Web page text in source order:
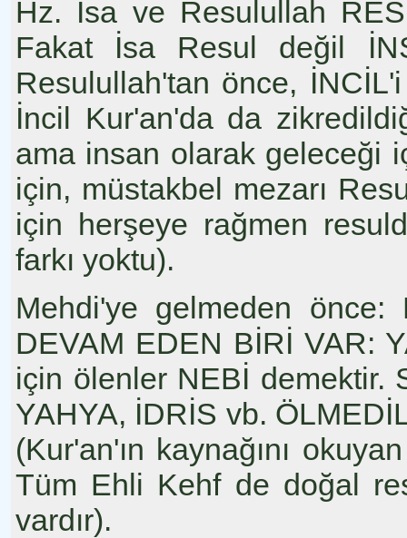
Hz. İsa ve Resulullah
Fakat İsa Resul değil
Resulullah'tan önce,
İncil Kur'an'da da
ama insan olarak geleceği
için, müstakbel mezarı
için herşeye rağmen
farkı yoktu).
Mehdi'ye gelmeden önce:
DEVAM EDEN BİRİ VAR:
için ölenler NEBİ demektir.
YAHYA, İDRİS vb.
(Kur'an'ın kaynağını
Tüm Ehli Kehf de doğal
vardır).